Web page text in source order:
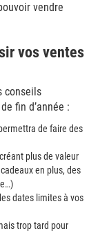
vendre
vos ventes
conseils
fin d’année :
de faire des
plus de valeur
en plus, des
dates limites à vos
trop tard pour